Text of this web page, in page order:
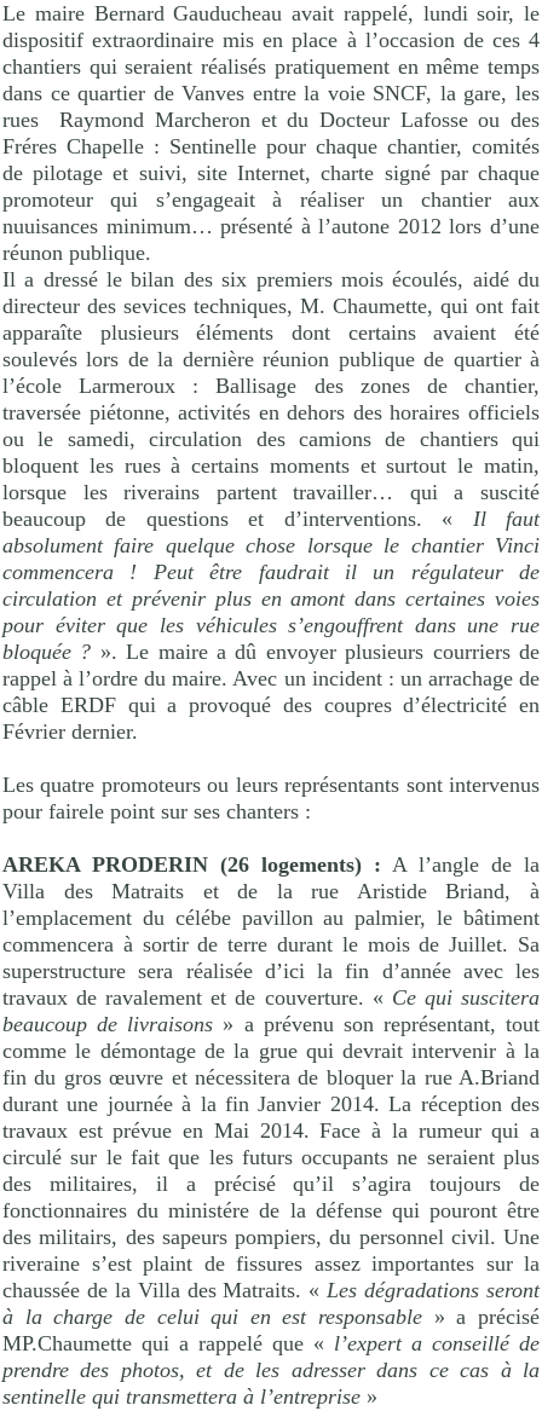
Le maire Bernard Gauducheau avait rappelé, lundi soir, le
dispositif extraordinaire mis en place à l’occasion de ces 4
chantiers qui seraient réalisés pratiquement en même temps
dans ce quartier de Vanves entre la voie SNCF, la gare, les
rues
Raymond Marcheron et du Docteur Lafosse ou des
Fréres Chapelle : Sentinelle pour chaque chantier, comités
de pilotage et suivi, site Internet, charte signé par chaque
promoteur qui s’engageait à réaliser un chantier aux
nuuisances minimum… présenté à l’autone 2012 lors d’une
réunon publique.
Il a dressé le bilan des six premiers mois écoulés, aidé du
directeur des sevices techniques, M. Chaumette, qui ont fait
apparaîte plusieurs éléments dont certains avaient été
soulevés lors de la dernière réunion publique de quartier à
l’école Larmeroux : Ballisage des zones de chantier,
traversée piétonne, activités en dehors des horaires officiels
ou le samedi, circulation des camions de chantiers qui
bloquent les rues à certains moments et surtout le matin,
lorsque les riverains partent travailler… qui a suscité
beaucoup de questions et d’interventions. « Il faut
absolument faire quelque chose lorsque le chantier Vinci
commencera ! Peut être faudrait il un régulateur de
circulation et prévenir plus en amont dans certaines voies
pour éviter que les véhicules s’engouffrent dans une rue
bloquée ? ». Le maire a dû envoyer plusieurs courriers de
rappel à l’ordre du maire. Avec un incident : un arrachage de
câble ERDF qui a provoqué des coupres d’électricité en
Février dernier.
Les quatre promoteurs ou leurs représentants sont intervenus
pour fairele point sur ses chanters :
AREKA PRODERIN (26 logements) :A l’angle de la
Villa des Matraits et de la rue Aristide Briand, à
l’emplacement du célébe pavillon au palmier, le bâtiment
commencera à sortir de terre durant le mois de Juillet. Sa
superstructure sera réalisée d’ici la fin d’année avec les
travaux de ravalement et de couverture. « Ce qui suscitera
beaucoup de livraisons » a prévenu son représentant, tout
comme le démontage de la grue qui devrait intervenir à la
fin du gros œuvre et nécessitera de bloquer la rue A.Briand
durant une journée à la fin Janvier 2014. La réception des
travaux est prévue en Mai 2014. Face à la rumeur qui a
circulé sur le fait que les futurs occupants ne seraient plus
des militaires, il a précisé qu’il s’agira toujours de
fonctionnaires du ministére de la défense qui pouront être
des militairs, des sapeurs pompiers, du personnel civil. Une
riveraine s’est plaint de fissures assez importantes sur la
chaussée de la Villa des Matraits. «Les dégradations seront
à la charge de celui qui en est responsable » a précisé
MP.Chaumette qui a rappelé que « l’expert a conseillé de
prendre des photos, et de les adresser dans ce cas à la
sentinelle qui transmettera à l’entreprise »